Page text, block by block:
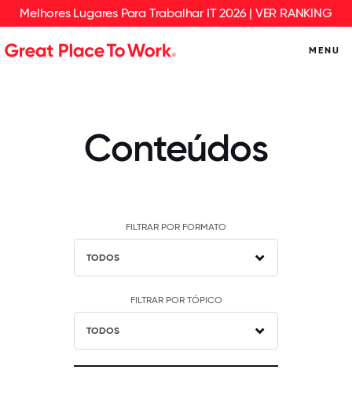
Melhores Lugares Para Trabalhar IT 2026 | VER RANKING
MENU
Conteúdos
FILTRAR POR FORMATO
TODOS
FILTRAR POR TÓPICO
TODOS